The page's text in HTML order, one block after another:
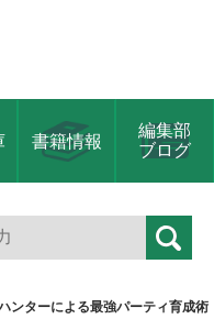
書籍情報
編集部
ブログ
ンターによる最強パーティ育成術